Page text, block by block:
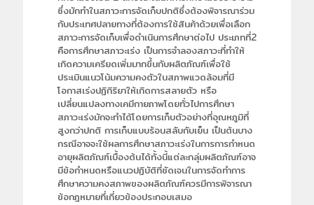
ซึ่งมักทำในสภาวะการจัดเก็บปกติซึ่งต้องพิจารณาร่วม
กับประเทศปลายทางที่ต้องการใช้สินค้าด้วยเพื่อเลือก
สภาวะการจัดเก็บเพื่อดำเนินการศึกษาต่อไป ประเภทที่2
คือการศึกษาสภาวะเร่ง เป็นการจำลองสภาวะที่ทำให้
เกิดความเครียดเพิ่มมากขึ้นกับผลิตภัณฑ์เพื่อใช้
ประเมินแนวโน้มความคงตัวในสภาพแวดล้อมที่มี
โอกาสเร่งปฏิกิริยาให้เกิดการสลายตัว หรือ
เปลี่ยนแปลงทางเคมีกายภาพโดยทั่วไปการศึกษา
สภาวะเร่งมักจะทำได้โดยการเก็บตัวอย่างที่อุณหภูมิที่
สูงกว่าปกติ การเก็บแบบร้อนสลับกับเย็น เป็นต้นบาง
กรณีอาจจะใช้ผลการศึกษาสภาวะเร่งในการการกำหนด
อายุผลิตภัณฑ์เบื้องต้นได้ทั้งนี้แต่ละกลุ่มผลิตภัณฑ์อาจ
มีข้อกำหนดหรือแนวปฏิบัติที่ชัดเจนในการจัดทำการ
ศึกษาความคงสภาพของผลิตภัณฑ์ควรมีการพิจารณา
ข้อกฎหมายที่เกี่ยวข้องประกอบเสมอ